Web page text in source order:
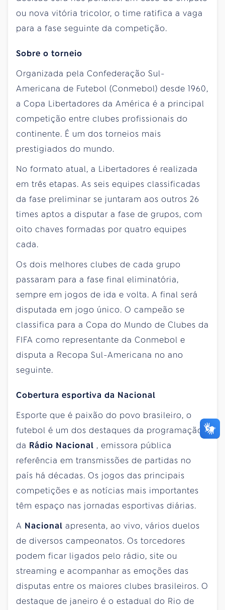
ou nova vitória tricolor, o time ratifica a vaga
para a fase seguinte da competição.
Sobre o torneio
Organizada pela Confederação Sul-
Americana de Futebol (Conmebol) desde 1960,
a Copa Libertadores da América é a principal
competição entre clubes profissionais do
continente. É um dos torneios mais
prestigiados do mundo.
No formato atual, a Libertadores é realizada
em três etapas. As seis equipes classificadas
da fase preliminar se juntaram aos outros 26
times aptos a disputar a fase de grupos, com
oito chaves formadas por quatro equipes
cada.
Os dois melhores clubes de cada grupo
passaram para a fase final eliminatória,
sempre em jogos de ida e volta. A final será
disputada em jogo único. O campeão se
classifica para a Copa do Mundo de Clubes da
FIFA como representante da Conmebol e
disputa a Recopa Sul-Americana no ano
seguinte.
Cobertura esportiva da Nacional
Esporte que é paixão do povo brasileiro, o
futebol é um dos destaques da programação
da Rádio Nacional , emissora pública
referência em transmissões de partidas no
país há décadas. Os jogos das principais
competições e as notícias mais importantes
têm espaço nas jornadas esportivas diárias.
A Nacional apresenta, ao vivo, vários duelos
de diversos campeonatos. Os torcedores
podem ficar ligados pelo rádio, site ou
streaming e acompanhar as emoções das
disputas entre os maiores clubes brasileiros. O
destaque de janeiro é o estadual do Rio de